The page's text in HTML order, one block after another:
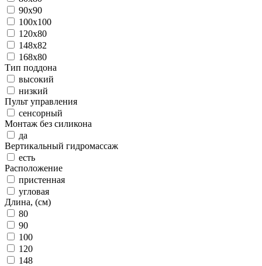
90x90
100x100
120x80
148x82
168x80
Тип поддона
высокий
низкий
Пульт управления
сенсорный
Монтаж без силикона
да
Вертикальный гидромассаж
есть
Расположение
пристенная
угловая
Длина, (см)
80
90
100
120
148